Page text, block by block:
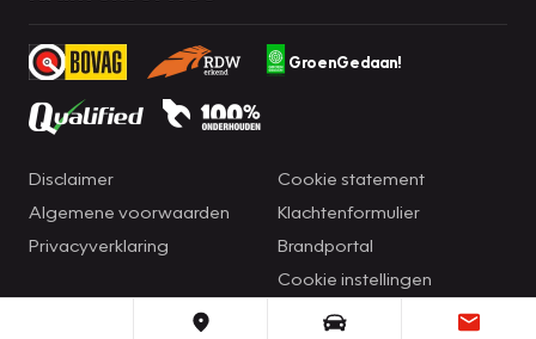
GroenGedaan!
Disclaimer
Algemene voorwaarden
Privacyverklaring
Cookie statement
Klachtenformulier
Brandportal
Cookie instellingen